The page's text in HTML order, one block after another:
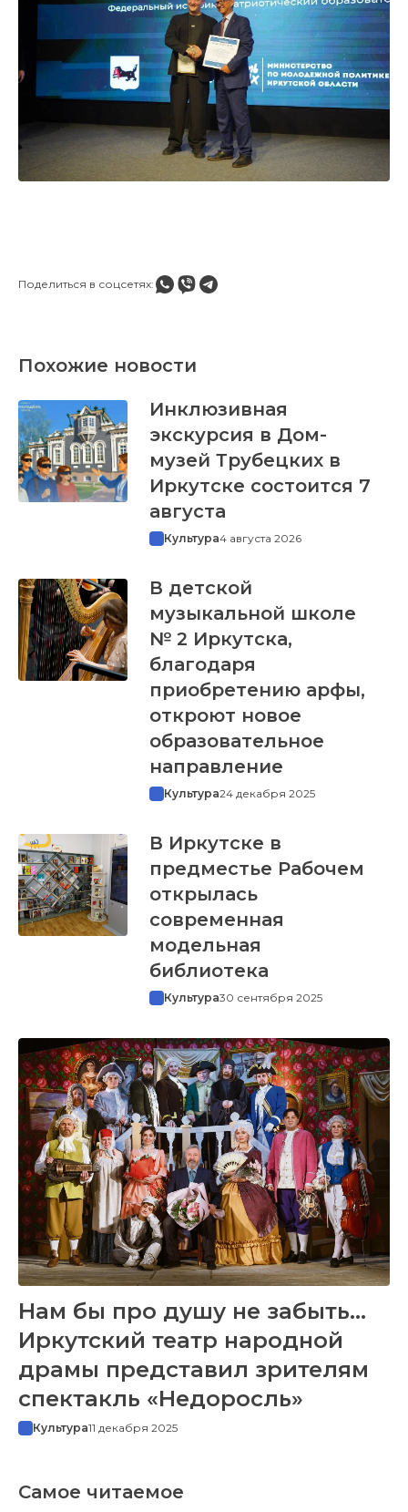
Поделиться в соцсетях:
Похожие новости
Инклюзивная
экскурсия в Дом-
музей Трубецких в
Иркутске состоится 7
августа
Культура4 августа 2026
В детской
музыкальной школе
№ 2 Иркутска,
благодаря
приобретению арфы,
откроют новое
образовательное
направление
Культура24 декабря 2025
В Иркутске в
предместье Рабочем
открылась
современная
модельная
библиотека
Культура30 сентября 2025
Нам бы про душу не забыть…
Иркутский театр народной
драмы представил зрителям
спектакль «Недоросль»
Культура11 декабря 2025
Самое читаемое